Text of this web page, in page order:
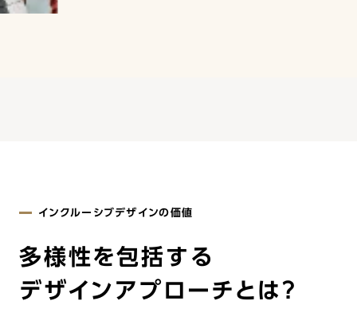
インクルーシブデザインの価値
多様性を包括する
デザインアプローチとは？